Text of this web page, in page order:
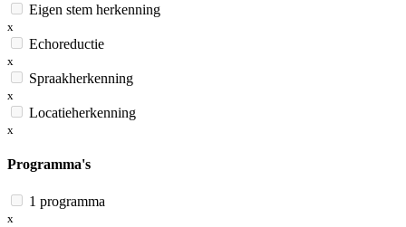
Eigen stem herkenning
x
Echoreductie
x
Spraakherkenning
x
Locatieherkenning
x
Programma's
1 programma
x